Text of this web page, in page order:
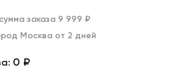
заказа 9 999 ₽
Москва от 2 дней
0 ₽